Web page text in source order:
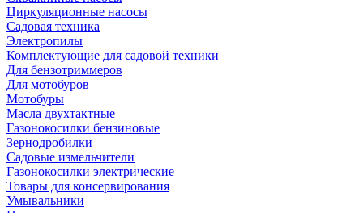
Циркуляционные насосы
Садовая техника
Электропилы
Комплектующие для садовой техники
Для бензотриммеров
Для мотобуров
Мотобуры
Масла двухтактные
Газонокосилки бензиновые
Зернодробилки
Садовые измельчители
Газонокосилки электрические
Товары для консервирования
Умывальники